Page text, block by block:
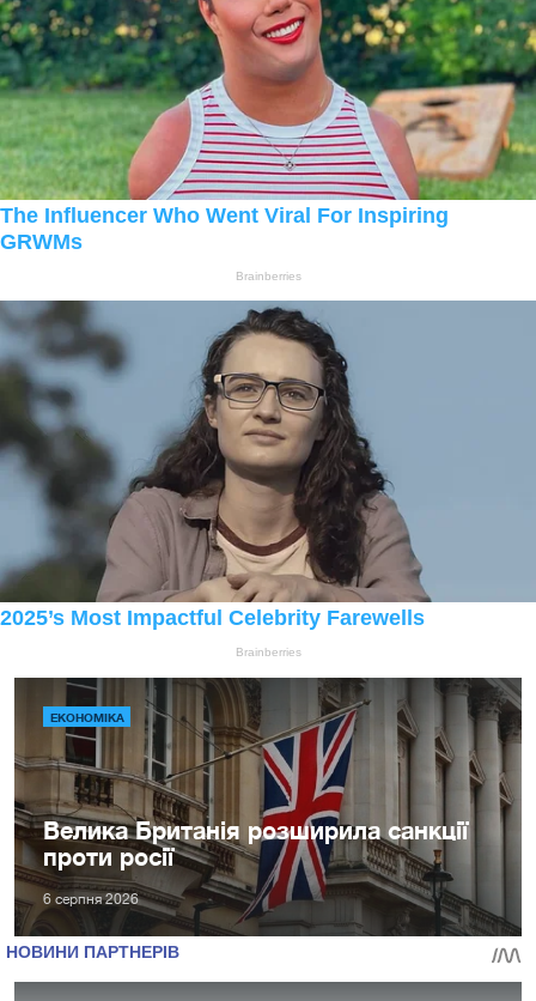
ЕКОНОМІКА
Велика Британія розширила санкції
проти росії
6 серпня 2026